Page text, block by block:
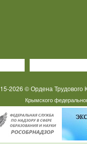
2026 © Ордена
Крымского